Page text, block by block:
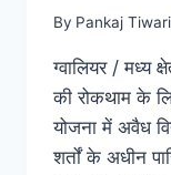
By Pankaj Tiwari
ग्वालियर / मध्य
की रोकथाम के
योजना में अवैध
शर्तों के अधीन